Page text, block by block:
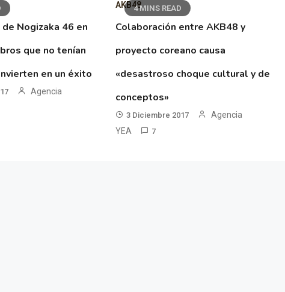
Nogizaka 46 en
que no tenían
en un éxito
Agencia
4 MINS READ
AKB48
Colaboración entre AKB48 y
proyecto coreano causa
«desastroso choque cultural y de
conceptos»
3 Diciembre 2017
Agencia
YEA
7